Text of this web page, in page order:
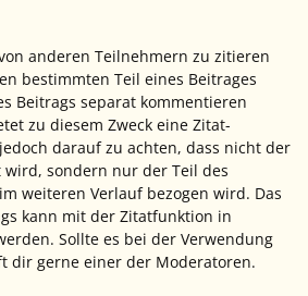
anderen Teilnehmern zu zitieren
bestimmten Teil eines Beitrages
Beitrags separat kommentieren
zu diesem Zweck eine Zitat-
darauf zu achten, dass nicht der
sondern nur der Teil des
weiteren Verlauf bezogen wird. Das
kann mit der Zitatfunktion in
Sollte es bei der Verwendung
dir gerne einer der Moderatoren.